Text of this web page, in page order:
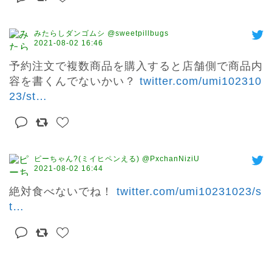
みたらしダンゴムシ @sweetpillbugs
2021-08-02 16:46
予約注文で複数商品を購入すると店舗側で商品内
容を書くんでないかい？ twitter.com/umi102310
23/st…
ピーちゃん?(ミイヒペンえる) @PxchanNiziU
2021-08-02 16:44
絶対食べないでね！ twitter.com/umi10231023/s
t…